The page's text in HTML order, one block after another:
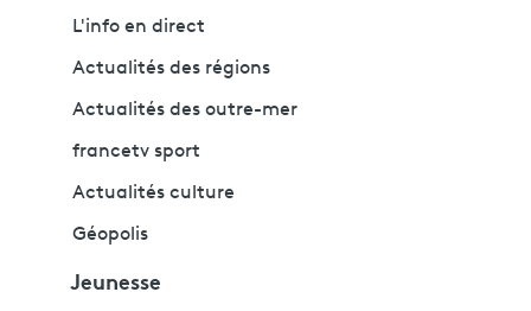
L'info en direct
Actualités des régions
Actualités des outre-mer
francetv sport
Actualités culture
Géopolis
Jeunesse